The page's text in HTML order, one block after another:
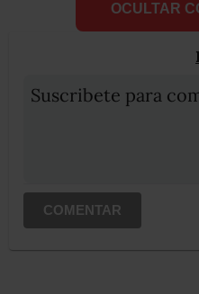
OCULTAR
Suscribete para
COMENTAR